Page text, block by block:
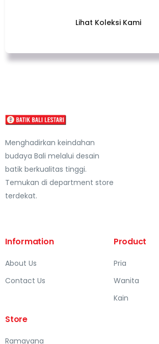
Lihat Koleksi Kami
Menghadirkan keindahan
budaya Bali melalui desain
batik berkualitas tinggi.
Temukan di department store
terdekat.
Information
About Us
Contact Us
Product
Pria
Wanita
Kain
Store
Ramayana